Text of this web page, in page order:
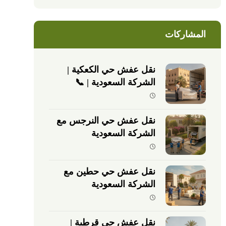
المشاركات
نقل عفش حي الكعكية |
الشركة السعودية | 📞
0540026747
نقل عفش حي النرجس مع
الشركة السعودية
نقل عفش حي حطين مع
الشركة السعودية
نقل عفش حي قرطبة |